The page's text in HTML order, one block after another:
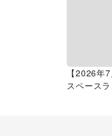
【2026年
スペース